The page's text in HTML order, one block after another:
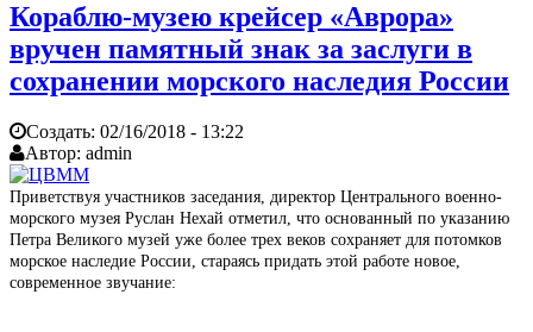
Кораблю-музею крейсер «Аврора»
вручен памятный знак за заслуги в
сохранении морского наследия России
Создать: 02/16/2018 - 13:22
Автор: admin
Приветствуя участников заседания, директор Центрального военно-
морского музея Руслан Нехай отметил, что основанный по указанию
Петра Великого музей уже более трех веков сохраняет для потомков
морское наследие России, стараясь придать этой работе новое,
современное звучание: